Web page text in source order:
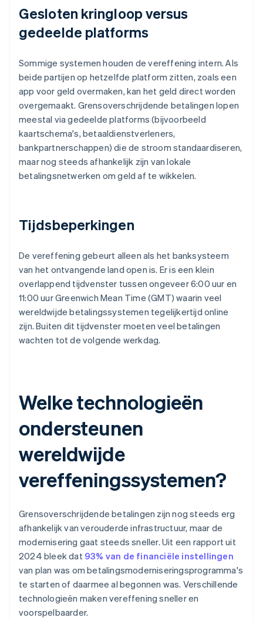
Gesloten kringloop versus
gedeelde platforms
Sommige systemen houden de vereffening intern. Als
beide partijen op hetzelfde platform zitten, zoals een
app voor geld overmaken, kan het geld direct worden
overgemaakt. Grensoverschrijdende betalingen lopen
meestal via gedeelde platforms (bijvoorbeeld
kaartschema's, betaaldienstverleners,
bankpartnerschappen) die de stroom standaardiseren,
maar nog steeds afhankelijk zijn van lokale
betalingsnetwerken om geld af te wikkelen.
Tijdsbeperkingen
De vereffening gebeurt alleen als het banksysteem
van het ontvangende land open is. Er is een klein
overlappend tijdvenster tussen ongeveer 6:00 uur en
11:00 uur Greenwich Mean Time (GMT) waarin veel
wereldwijde betalingssystemen tegelijkertijd online
zijn. Buiten dit tijdvenster moeten veel betalingen
wachten tot de volgende werkdag.
Welke technologieën
ondersteunen
wereldwijde
vereffeningssystemen?
Grensoverschrijdende betalingen zijn nog steeds erg
afhankelijk van verouderde infrastructuur, maar de
modernisering gaat steeds sneller. Uit een rapport uit
2024 bleek dat 93% van de financiële instellingen
van plan was om betalingsmoderniseringsprogramma's
te starten of daarmee al begonnen was. Verschillende
technologieën maken vereffening sneller en
voorspelbaarder.